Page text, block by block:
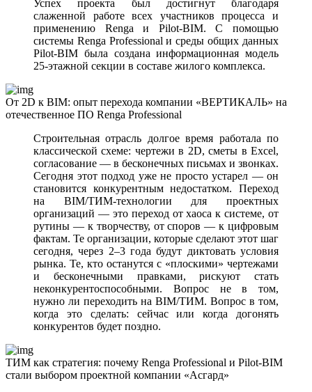
Успех проекта был достигнут благодаря
слаженной работе всех участников процесса и
применению Renga и Pilot-BIM. С помощью
системы Renga Professional и среды общих данных
Pilot-BIM была создана информационная модель
25-этажной секции в составе жилого комплекса.
От 2D к BIM: опыт перехода компании «ВЕРТИКАЛЬ» на
отечественное ПО Renga Professional
Строительная отрасль долгое время работала по
классической схеме: чертежи в 2D, сметы в Excel,
согласование — в бесконечных письмах и звонках.
Сегодня этот подход уже не просто устарел — он
становится конкурентным недостатком. Переход
на BIM/ТИМ-технологии для проектных
организаций — это переход от хаоса к системе, от
рутины — к творчеству, от споров — к цифровым
фактам. Те организации, которые сделают этот шаг
сегодня, через 2–3 года будут диктовать условия
рынка. Те, кто останутся с «плоскими» чертежами
и бесконечными правками, рискуют стать
неконкурентоспособными. Вопрос не в том,
нужно ли переходить на BIM/ТИМ. Вопрос в том,
когда это сделать: сейчас или когда догонять
конкурентов будет поздно.
ТИМ как стратегия: почему Renga Professional и Pilot‑BIM
стали выбором проектной компании «Асгард»